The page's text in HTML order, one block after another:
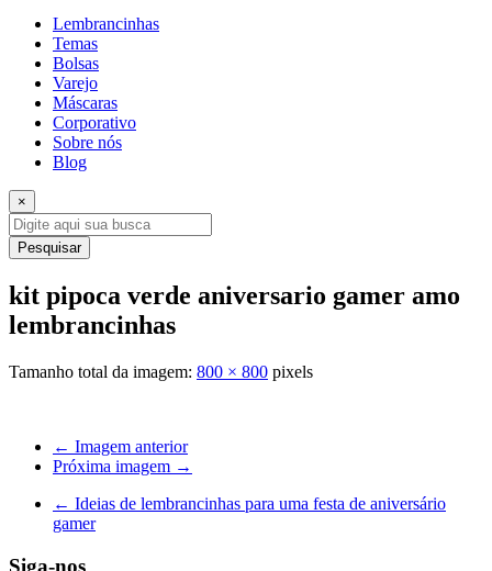
Lembrancinhas
Temas
Bolsas
Varejo
Máscaras
Corporativo
Sobre nós
Blog
×
Pesquisar
kit pipoca verde aniversario gamer amo
lembrancinhas
Tamanho total da imagem: 800 × 800 pixels
← Imagem anterior
Próxima imagem →
← Ideias de lembrancinhas para uma festa de aniversário
gamer
Siga-nos